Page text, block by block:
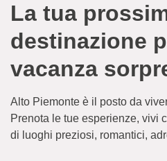
La tua
destinazione
vacanza
Alto Piemonte è il posto da
Prenota le tue esperienze, vivi
di luoghi preziosi, romantici,